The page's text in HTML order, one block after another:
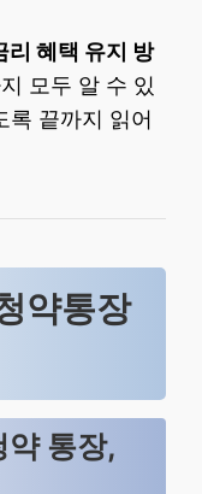
리 혜택 유지 방
모두 알 수 있
록 끝까지 읽어
약통장
약 통장,